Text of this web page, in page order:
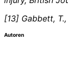
[13] Gabbett,
Autoren